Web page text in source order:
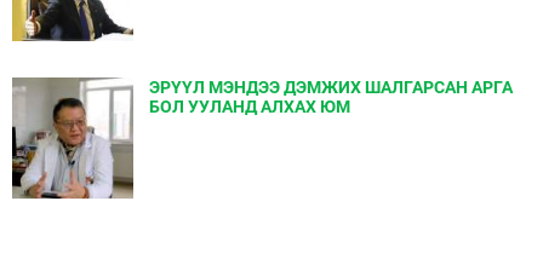
ЭРҮҮЛ МЭНДЭЭ ДЭМЖИХ ШАЛГАРСАН АРГА
БОЛ УУЛАНД АЛХАХ ЮМ